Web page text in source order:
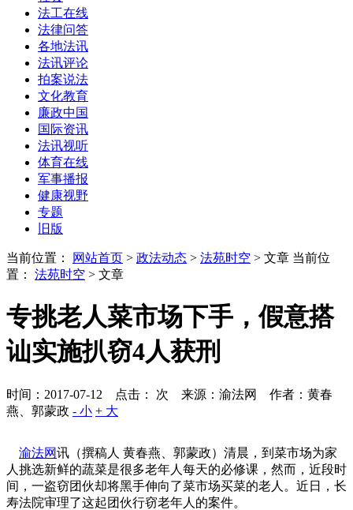
法工在线
法律问答
各地法讯
法讯评论
拍案说法
文化教育
廉政中国
国际资讯
法讯视听
体育在线
军事播报
健康视野
专题
旧版
当前位置： 网站首页 > 政法动态 > 法苑时空 > 文章 当前位
置： 法苑时空 > 文章
专挑老人菜市场下手，假意搭
讪实施扒窃4人获刑
时间：2017-07-12 点击： 次 来源：渝法网 作者：黄春
燕、郭蒙政 - 小 + 大
渝法网讯（撰稿人 黄春燕、郭蒙政）清晨，到菜市场为家
人挑选新鲜的蔬菜是很多老年人每天的必修课，然而，近段时
间，一盗窃团伙却将黑手伸向了菜市场买菜的老人。近日，长
寿法院审理了这起团伙行窃老年人的案件。